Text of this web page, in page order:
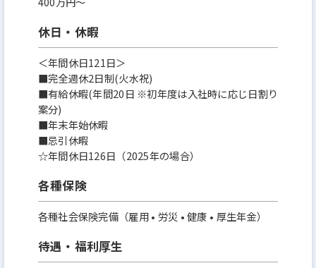
休日・休暇
＜年間休日121日＞
■完全週休2日制(火水祝)
■有給休暇(年間20日 ※初年度は入社時に応じ日割り
案分)
■年末年始休暇
■忌引休暇
☆年間休日126日（2025年の場合）
各種保険
各種社会保険完備（雇用 • 労災 • 健康 • 厚生年金）
待遇・福利厚生